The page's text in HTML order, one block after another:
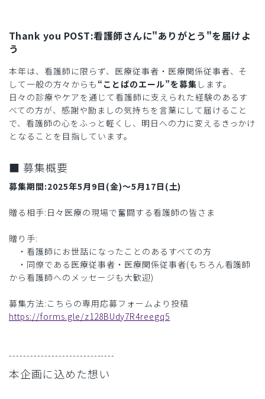
Thank you POST:看護師さんに"ありがとう"を届けよ
う
本年は、看護師に限らず、医療従事者・医療関係従事者、そ
して一般の方々からも “ことばのエール”を募集 します。
日々の診療やケアを通じて看護師に支えられた経験のあるす
べての方が、感謝や励ましの気持ちを言葉にして届けること
で、看護師の心をふっと軽くし、明日への力に変えるきっかけ
となることを目指しています。
■ 募集概要
募集期間:2025年5月9日(金)〜5月17日(土)
贈る相手:日々医療の現場で奮闘する看護師の皆さま
贈り手:
・看護師にお世話になったことのあるすべての方
・同僚である医療従事者・医療関係従事者(もちろん看護師
から看護師へのメッセージも大歓迎)
募集方法:こちらの専用応募フォームより投稿
https://forms.gle/z128BUdy7R4reegq5
------------------------------
本企画に込めた想い